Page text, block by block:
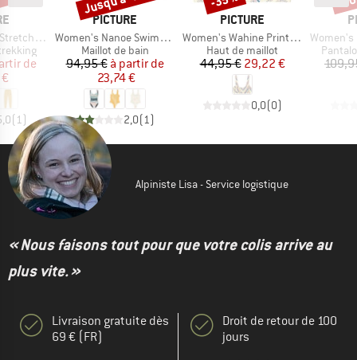
Pants
réduit
de
(1)
MARQUE
PICTURE
Article
Women's Nanoe Swimsuit
Product group
Maillot de bain
Prix
94,95 € Prix réduit
à partir de
23,74 €
2,0(1)
MARQUE
PICTURE
Article
Women's Wahine Printed Top
Product group
Haut de maillot
Prix
44,95 €Prix réduit
29,22 €
0,0(0)
Article
Women's
Alpiniste Lisa - Service logistique
« Nous faisons tout pour que votre colis arrive au
plus vite. »
Livraison gratuite dès
69 € (FR)
Droit de retour de 100
jours